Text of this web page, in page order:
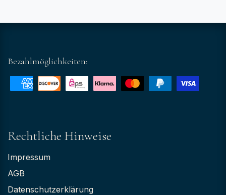
Bezahlmöglichkeiten:
Rechtliche Hinweise
Impressum
AGB
Datenschutzerklärung